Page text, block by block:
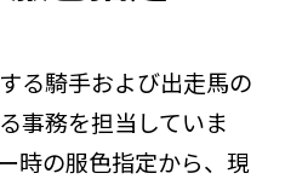
る騎手および出走馬の
事務を担当していま
時の服色指定から、現